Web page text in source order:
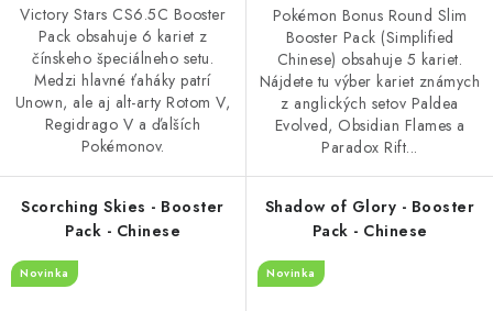
Victory Stars CS6.5C Booster
Pack obsahuje 6 kariet z
čínskeho špeciálneho setu.
Medzi hlavné ťaháky patrí
Unown, ale aj alt-arty Rotom V,
Regidrago V a ďalších
Pokémonov.
Pokémon Bonus Round Slim
Booster Pack (Simplified
Chinese) obsahuje 5 kariet.
Nájdete tu výber kariet známych
z anglických setov Paldea
Evolved, Obsidian Flames a
Paradox Rift...
Scorching Skies - Booster
Pack - Chinese
Novinka
Shadow of Glory - Booster
Pack - Chinese
Novinka